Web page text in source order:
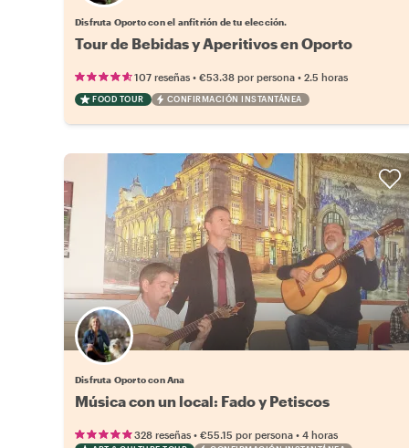
Disfruta Oporto con el anfitrión de tu elección.
Tour de Bebidas y Aperitivos en Oporto
107 reseñas • €53.38 por persona • 2.5 horas
FOOD TOUR CONFIRMACIÓN INSTANTÁNEA
Disfruta Oporto con Ana
Música con un local: Fado y Petiscos
328 reseñas • €55.15 por persona • 4 horas